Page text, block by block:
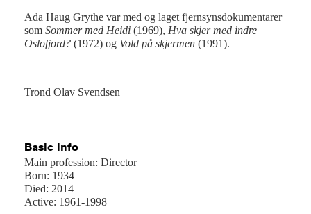
Ada Haug Grythe var med og laget fjernsynsdokumentarer
som Sommer med Heidi (1969), Hva skjer med indre
Oslofjord? (1972) og Vold på skjermen (1991).
Trond Olav Svendsen
Basic info
Main profession: Director
Born: 1934
Died: 2014
Active: 1961-1998